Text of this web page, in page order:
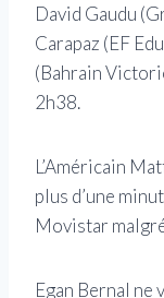
David Gaudu
Carapaz (EF
(Bahrain
2h38.
L’Américain
plus d’une
Movistar
Egan Bernal ne